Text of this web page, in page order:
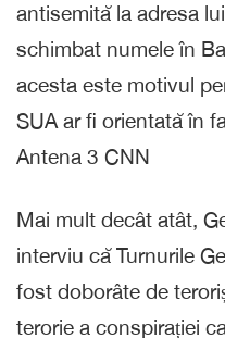
antisemită la adresa
schimbat numele în
acesta este motivul
SUA ar fi orientată în
Antena 3 CNN
Mai mult decât atât,
interviu că Turnurile
fost doborâte de
terorie a conspirației